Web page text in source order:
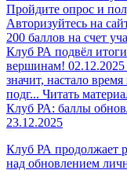
Пройдите опрос и
Авторизуйтесь на
200 баллов на счет
Клуб РА подвёл
вершинам! 02.12.2025
значит, настало
подг... Читать
Клуб РА: баллы
23.12.2025
Клуб РА продолжает
над обновлением